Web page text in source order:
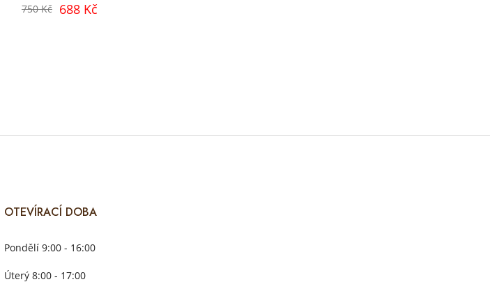
750 Kč 688 Kč
OTEVÍRACÍ DOBA
Pondělí 9:00 - 16:00
Úterý 8:00 - 17:00